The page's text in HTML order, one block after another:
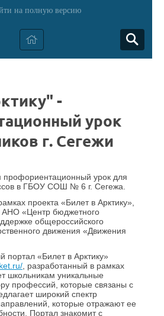
на полную версию
-
урок
г. Сегежи
профориентационный урок для
в ГБОУ СОШ № 6 г. Сегежа.
проекта «Билет в Арктику»,
АНО «Центр бюджетного
общероссийского
движения «Движения
«Билет в Арктику»
, разработанный в рамках
школьникам уникальные
профессий, которые связаны с
широкий спектр
которые отражают ее
Портал знакомит с